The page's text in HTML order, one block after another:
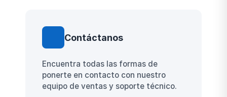
Contáctanos
Encuentra todas las formas de
ponerte en contacto con nuestro
equipo de ventas y soporte técnico.